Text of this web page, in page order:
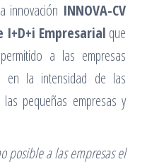
innovación INNOVA-CV
I+D+i Empresarial que
a las empresas
en la intensidad de las
pequeñas empresas y
posible a las empresas el